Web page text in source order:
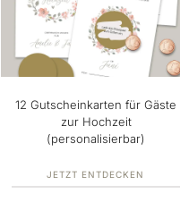
12 Gutscheinkarten für Gäste
zur Hochzeit
(personalisierbar)
JETZT ENTDECKEN